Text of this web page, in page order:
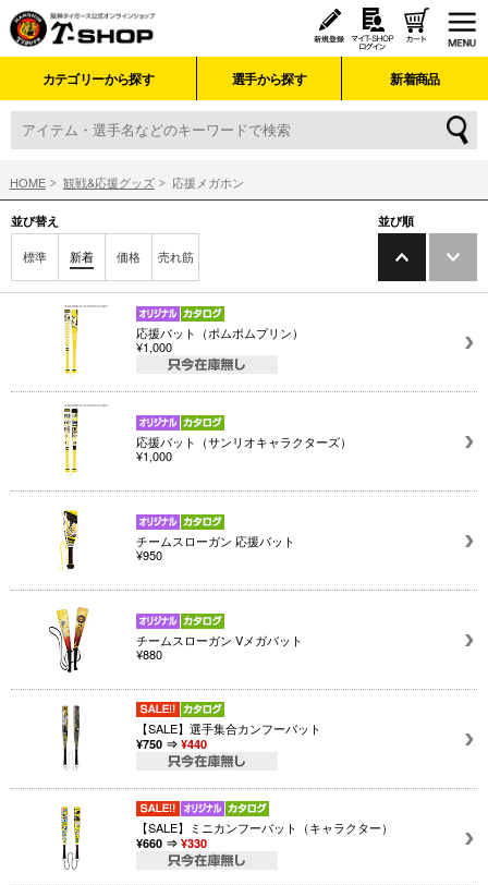
カテゴリーから探す 選手から探す 新着商品
HOME 観戦&応援グッズ 応援メガホン
並び替え
標準 新着 価格 売れ筋
並び順
応援バット（ポムポムプリン）
¥1,000
応援バット（サンリオキャラクターズ）
¥1,000
チームスローガン 応援バット
¥950
チームスローガン Vメガバット
¥880
【SALE】選手集合カンフーバット
¥750 ⇒ ¥440
【SALE】ミニカンフーバット（キャラクター）
¥660 ⇒ ¥330